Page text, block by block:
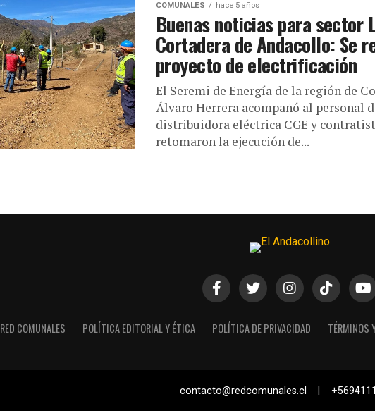
COMUNALES hace 5 años
Buenas noticias para sector
Cortadera de Andacollo: Se
proyecto de electrificación
El Seremi de Energía de la región de
Álvaro Herrera acompañó al personal
distribuidora eléctrica CGE y
retomaron la ejecución de...
RED COMUNALES POLÍTICA EDITORIAL Y ÉTICA POLÍTICA DE PRIVACIDAD TÉRMINOS
contacto@redcomunales.cl |